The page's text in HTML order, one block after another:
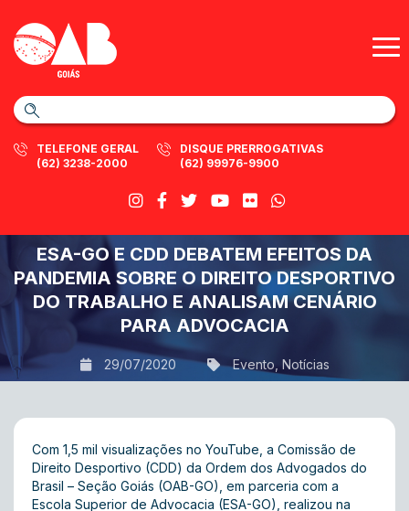
TELEFONE GERAL
(62) 3238-2000
DISQUE PRERROGATIVAS
(62) 99976-9900
ESA-GO E CDD DEBATEM EFEITOS DA
PANDEMIA SOBRE O DIREITO DESPORTIVO
DO TRABALHO E ANALISAM CENÁRIO
PARA ADVOCACIA
29/07/2020 Evento Notícias
Com 1,5 mil visualizações no YouTube, a Comissão de
Direito Desportivo (CDD) da Ordem dos Advogados do
Brasil – Seção Goiás (OAB-GO), em parceria com a
Escola Superior de Advocacia (ESA-GO), realizou na